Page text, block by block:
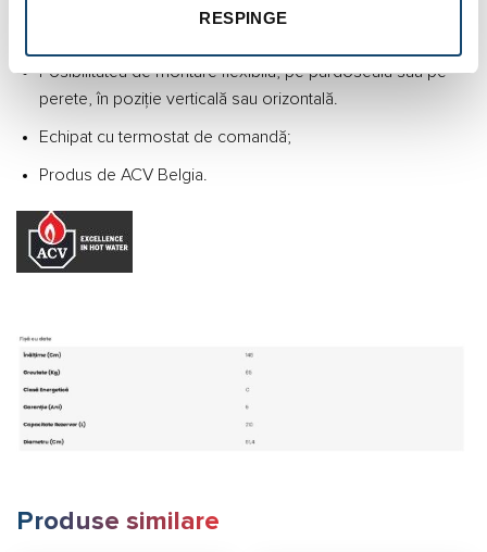
RESPINGE
Posibilitatea de montare flexibilă, pe pardoseală sau pe
perete, în poziție verticală sau orizontală.
Echipat cu termostat de comandă;
Produs de ACV Belgia.
Produse similare